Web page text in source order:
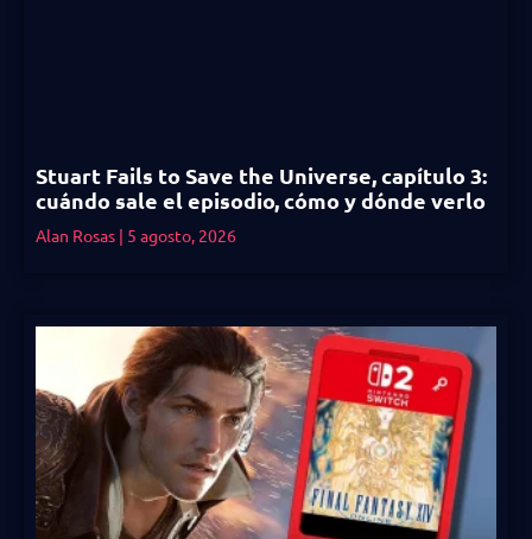
Stuart Fails to Save the Universe, capítulo 3:
cuándo sale el episodio, cómo y dónde verlo
Alan Rosas 5 agosto, 2026